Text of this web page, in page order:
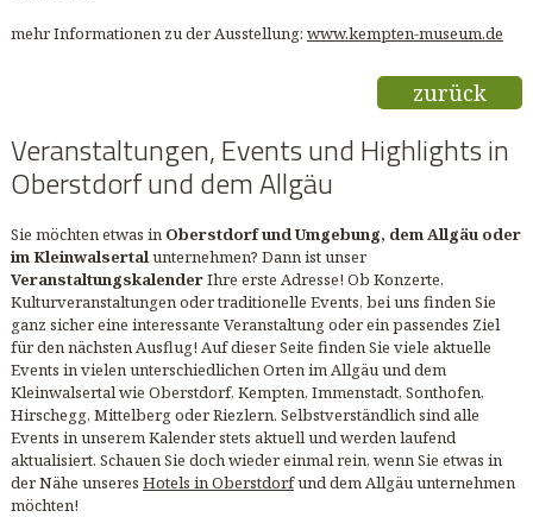
mehr Informationen zu der Ausstellung: www.kempten-museum.de
zurück
Veranstaltungen, Events und Highlights in
Oberstdorf und dem Allgäu
Sie möchten etwas in Oberstdorf und Umgebung, dem Allgäu oder
im Kleinwalsertalunternehmen? Dann ist unser
VeranstaltungskalenderIhre erste Adresse! Ob Konzerte,
Kulturveranstaltungen oder traditionelle Events, bei uns finden Sie
ganz sicher eine interessante Veranstaltung oder ein passendes Ziel
für den nächsten Ausflug! Auf dieser Seite finden Sie viele aktuelle
Events in vielen unterschiedlichen Orten im Allgäu und dem
Kleinwalsertal wie Oberstdorf, Kempten, Immenstadt, Sonthofen,
Hirschegg, Mittelberg oder Riezlern. Selbstverständlich sind alle
Events in unserem Kalender stets aktuell und werden laufend
aktualisiert. Schauen Sie doch wieder einmal rein, wenn Sie etwas in
der Nähe unseres Hotels in Oberstdorfund dem Allgäu unternehmen
möchten!